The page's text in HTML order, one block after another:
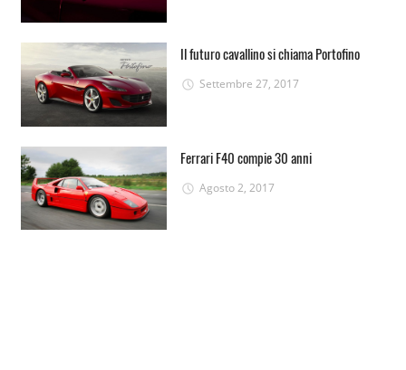
Il futuro cavallino si chiama Portofino
Settembre 27, 2017
Ferrari F40 compie 30 anni
Agosto 2, 2017